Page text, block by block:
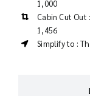
1,000
Cabin Cut Out
1,456
Simplify to :